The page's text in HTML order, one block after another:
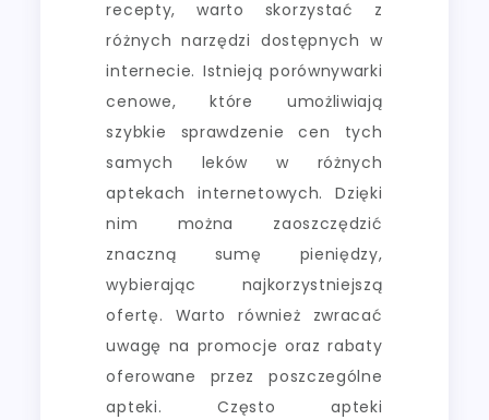
recepty, warto skorzystać z
różnych narzędzi dostępnych w
internecie. Istnieją porównywarki
cenowe, które umożliwiają
szybkie sprawdzenie cen tych
samych leków w różnych
aptekach internetowych. Dzięki
nim można zaoszczędzić
znaczną sumę pieniędzy,
wybierając najkorzystniejszą
ofertę. Warto również zwracać
uwagę na promocje oraz rabaty
oferowane przez poszczególne
apteki. Często apteki